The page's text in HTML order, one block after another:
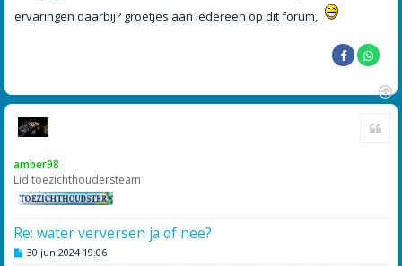
ervaringen daarbij? groetjes aan iedereen op dit forum,
O
amber98
Lid toezichthoudersteam
Re: water verversen ja of nee?
B30 jun 2024 19:06